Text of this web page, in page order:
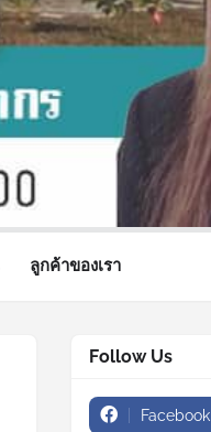
ลูกค้าของเรา
Follow Us
Facebook